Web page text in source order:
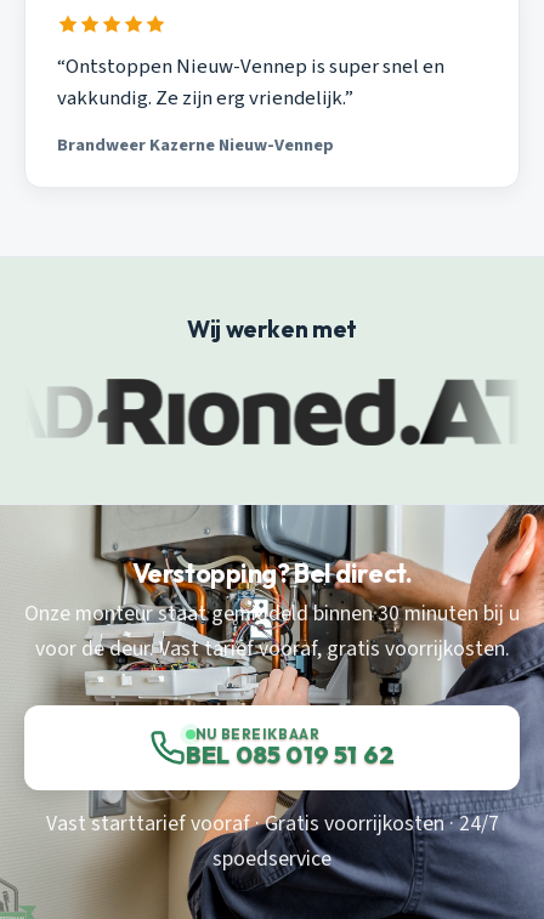
“Ontstoppen Nieuw-Vennep is super snel en
vakkundig. Ze zijn erg vriendelijk.”
Brandweer Kazerne Nieuw-Vennep
Wij werken met
Verstopping? Bel direct.
Onze monteur staat gemiddeld binnen 30 minuten bij u
voor de deur. Vast tarief vooraf, gratis voorrijkosten.
NU BEREIKBAAR
BEL 085 019 51 62
Vast starttarief vooraf · Gratis voorrijkosten · 24/7
spoedservice